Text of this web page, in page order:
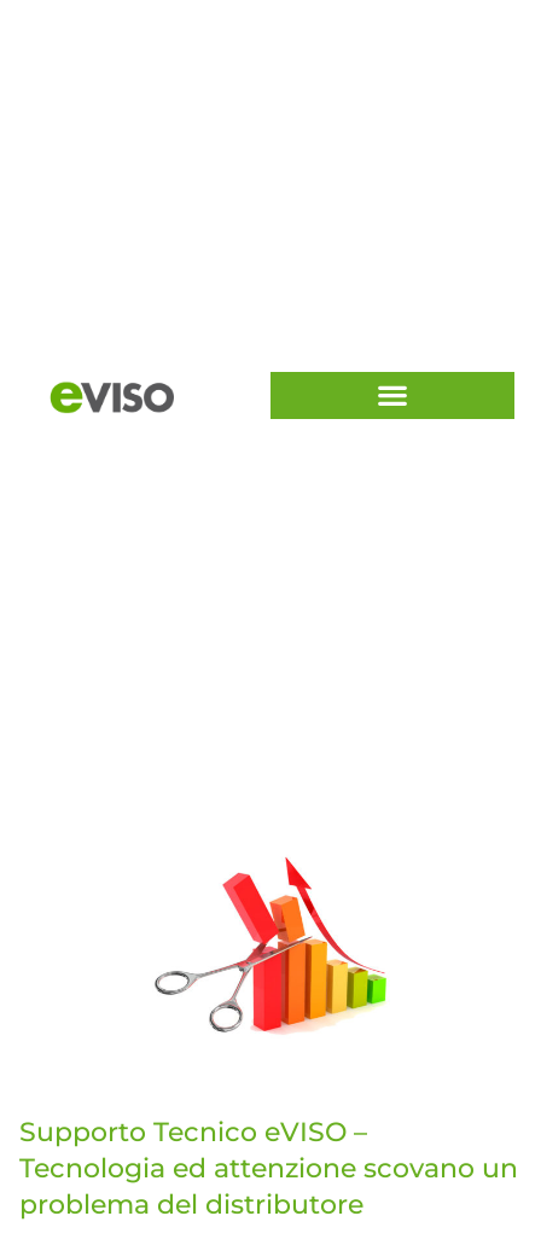
Supporto Tecnico eVISO –
Tecnologia ed attenzione scovano un
problema del distributore